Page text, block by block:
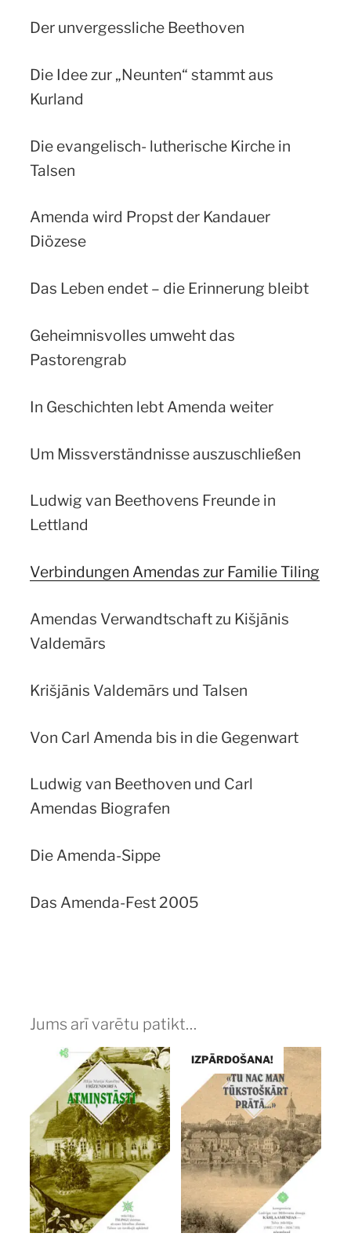
Der unvergessliche Beethoven
Die Idee zur „Neunten“ stammt aus
Kurland
Die evangelisch- lutherische Kirche in
Talsen
Amenda wird Propst der Kandauer
Diözese
Das Leben endet – die Erinnerung bleibt
Geheimnisvolles umweht das
Pastorengrab
In Geschichten lebt Amenda weiter
Um Missverständnisse auszuschließen
Ludwig van Beethovens Freunde in
Lettland
Verbindungen Amendas zur Familie Tiling
Amendas Verwandtschaft zu Kišjānis
Valdemārs
Krišjānis Valdemārs und Talsen
Von Carl Amenda bis in die Gegenwart
Ludwig van Beethoven und Carl
Amendas Biografen
Die Amenda-Sippe
Das Amenda-Fest 2005
Jums arī varētu patikt…
IZPĀRDOŠANA!